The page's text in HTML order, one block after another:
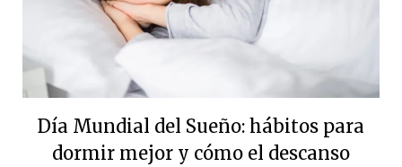
Día Mundial del Sueño: hábitos para
dormir mejor y cómo el descanso